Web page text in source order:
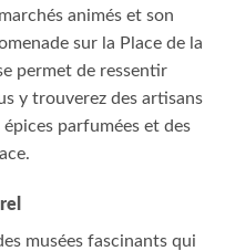
animés et son
sur la Place de la
permet de ressentir
y trouverez des artisans
parfumées et des
musées fascinants qui